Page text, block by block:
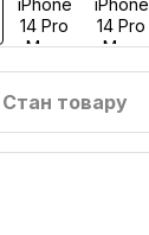
Стан товару